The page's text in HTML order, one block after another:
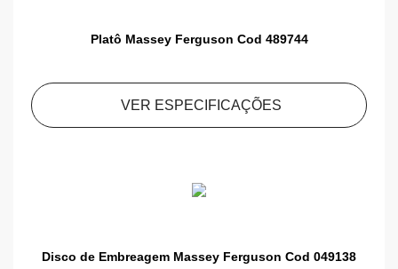
Platô Massey Ferguson Cod 489744
VER ESPECIFICAÇÕES
Disco de Embreagem Massey Ferguson Cod 049138